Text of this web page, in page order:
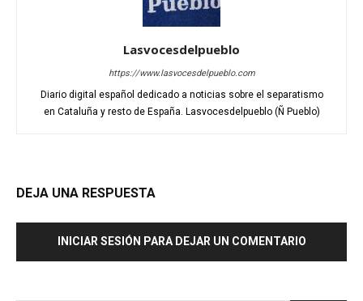
Lasvocesdelpueblo
https://www.lasvocesdelpueblo.com
Diario digital español dedicado a noticias sobre el separatismo
en Cataluña y resto de España. Lasvocesdelpueblo (Ñ Pueblo)
DEJA UNA RESPUESTA
INICIAR SESIÓN PARA DEJAR UN COMENTARIO